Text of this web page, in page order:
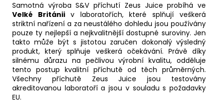
Samotná výroba S&V příchutí Zeus Juice probíhá ve
Velké Británii v laboratořích, které splňují veškerá
striktní nařízení a za neustálého dohledu jsou používány
pouze ty nejlepší a nejkvalitnější dostupné suroviny. Jen
takto může být s jistotou zaručen dokonalý výsledný
produkt, který splňuje veškerá očekávání. Právě díky
silnému důrazu na pečlivou výrobní kvalitu, odděluje
tento postup kvalitní příchutě od těch průměrných.
Všechny příchutě Zeus Juice jsou testovány
akreditovanou laboratoří a jsou v souladu s požadavky
EU.